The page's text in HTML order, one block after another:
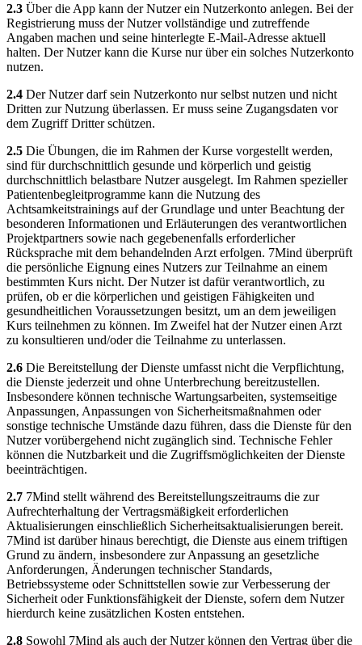
2.3 Über die App kann der Nutzer ein Nutzerkonto anlegen. Bei der
Registrierung muss der Nutzer vollständige und zutreffende
Angaben machen und seine hinterlegte E-Mail-Adresse aktuell
halten. Der Nutzer kann die Kurse nur über ein solches Nutzerkonto
nutzen.
2.4 Der Nutzer darf sein Nutzerkonto nur selbst nutzen und nicht
Dritten zur Nutzung überlassen. Er muss seine Zugangsdaten vor
dem Zugriff Dritter schützen.
2.5 Die Übungen, die im Rahmen der Kurse vorgestellt werden,
sind für durchschnittlich gesunde und körperlich und geistig
durchschnittlich belastbare Nutzer ausgelegt. Im Rahmen spezieller
Patientenbegleitprogramme kann die Nutzung des
Achtsamkeitstrainings auf der Grundlage und unter Beachtung der
besonderen Informationen und Erläuterungen des verantwortlichen
Projektpartners sowie nach gegebenenfalls erforderlicher
Rücksprache mit dem behandelnden Arzt erfolgen. 7Mind überprüft
die persönliche Eignung eines Nutzers zur Teilnahme an einem
bestimmten Kurs nicht. Der Nutzer ist dafür verantwortlich, zu
prüfen, ob er die körperlichen und geistigen Fähigkeiten und
gesundheitlichen Voraussetzungen besitzt, um an dem jeweiligen
Kurs teilnehmen zu können. Im Zweifel hat der Nutzer einen Arzt
zu konsultieren und/oder die Teilnahme zu unterlassen.
2.6 Die Bereitstellung der Dienste umfasst nicht die Verpflichtung,
die Dienste jederzeit und ohne Unterbrechung bereitzustellen.
Insbesondere können technische Wartungsarbeiten, systemseitige
Anpassungen, Anpassungen von Sicherheitsmaßnahmen oder
sonstige technische Umstände dazu führen, dass die Dienste für den
Nutzer vorübergehend nicht zugänglich sind. Technische Fehler
können die Nutzbarkeit und die Zugriffsmöglichkeiten der Dienste
beeinträchtigen.
2.7 7Mind stellt während des Bereitstellungszeitraums die zur
Aufrechterhaltung der Vertragsmäßigkeit erforderlichen
Aktualisierungen einschließlich Sicherheitsaktualisierungen bereit.
7Mind ist darüber hinaus berechtigt, die Dienste aus einem triftigen
Grund zu ändern, insbesondere zur Anpassung an gesetzliche
Anforderungen, Änderungen technischer Standards,
Betriebssysteme oder Schnittstellen sowie zur Verbesserung der
Sicherheit oder Funktionsfähigkeit der Dienste, sofern dem Nutzer
hierdurch keine zusätzlichen Kosten entstehen.
2.8 Sowohl 7Mind als auch der Nutzer können den Vertrag über die